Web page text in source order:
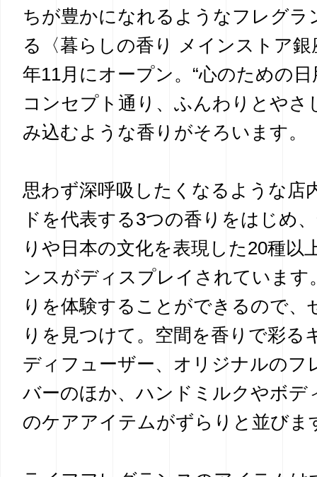
ちが豊かになれるようなフレグラ
る〈暮らしの香り メインストア銀
年11月にオープン。“心のための日
コンセプト通り、ふんわりとやさ
み込むような香りがそろいます。
思わず深呼吸したくなるような店
ドを代表する3つの香りをはじめ
りや日本の文化を表現した20種以
ンスがディスプレイされています
りを体験することができるので、
りを見つけて。空間を香りで彩る
ディフューザー、オリジナルのフ
バーのほか、ハンドミルクやボデ
のケアアイテムがずらりと並びま